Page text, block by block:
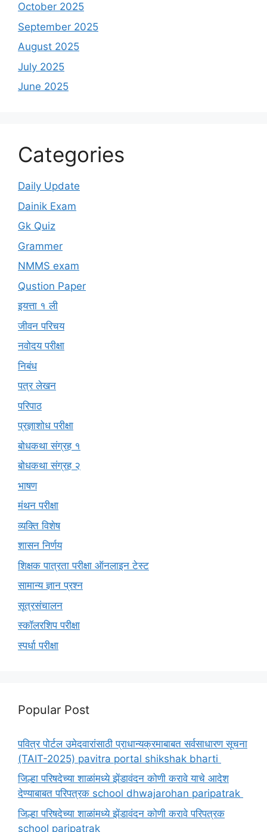
October 2025
September 2025
August 2025
July 2025
June 2025
Categories
Daily Update
Dainik Exam
Gk Quiz
Grammer
NMMS exam
Qustion Paper
इयत्ता १ ली
जीवन परिचय
नवोदय परीक्षा
निबंध
पत्र लेखन
परिपाठ
प्रज्ञाशोध परीक्षा
बोधकथा संग्रह १
बोधकथा संग्रह २
भाषण
मंथन परीक्षा
व्यक्ति विशेष
शासन निर्णय
शिक्षक पात्रता परीक्षा ऑनलाइन टेस्ट
सामान्य ज्ञान प्रश्न
सूत्रसंचालन
स्कॉलरशिप परीक्षा
स्पर्धा परीक्षा
Popular Post
पवित्र पोर्टल उमेदवारांसाठी प्राधान्यक्रमाबाबत सर्वसाधारण सूचना
(TAIT-2025) pavitra portal shikshak bharti
जिल्हा परिषदेच्या शाळांमध्ये झेंडावंदन कोणी करावे याचे आदेश
देण्याबाबत परिपत्रक school dhwajarohan paripatrak
जिल्हा परिषदेच्या शाळांमध्ये झेंडावंदन कोणी करावे परिपत्रक
school paripatrak